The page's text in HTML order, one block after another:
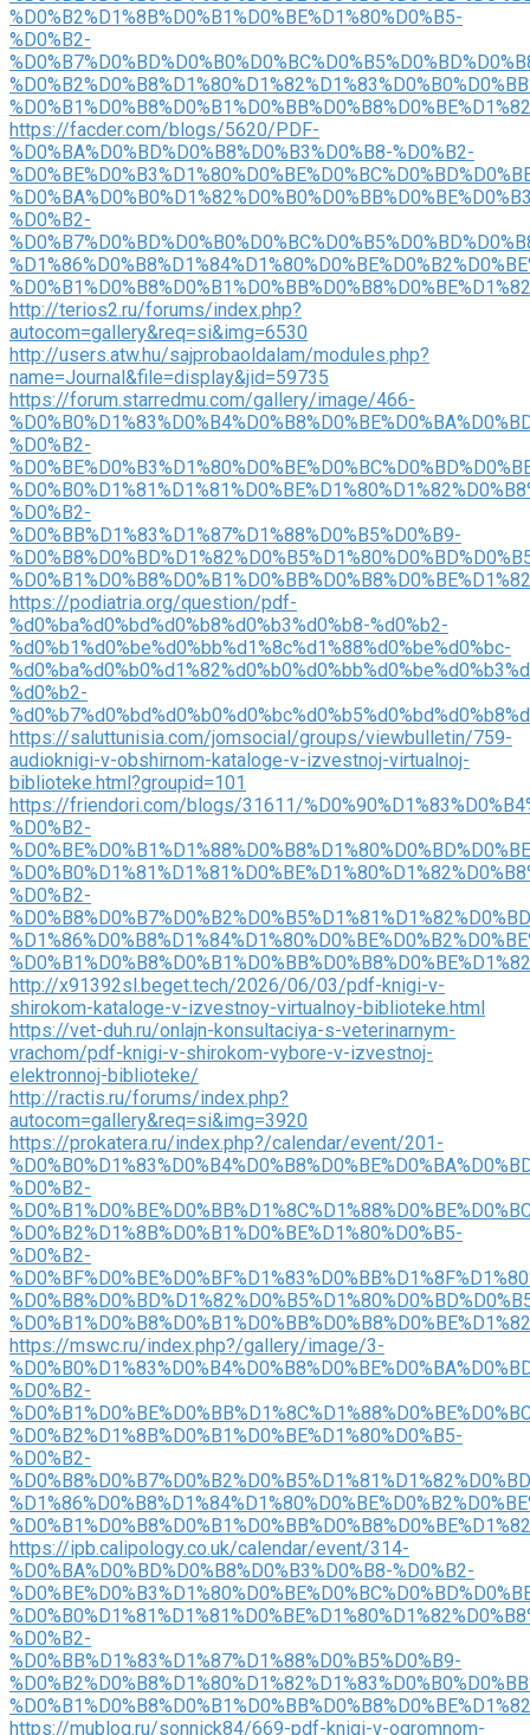
%D0%B2%D1%8B%D0%B1%D0%BE%D1%80%D0%B5-
%D0%B2-
https://facder.com/blogs/5620/PDF-
%D0%BA%D0%BD%D0%B8%D0%B3%D0%B8-%D0%B2-
%D0%B2-
http://terios2.ru/forums/index.php?
autocom=gallery&req=si&img=6530
http://users.atw.hu/sajprobaoldalam/modules.php?
name=Journal&file=display&jid=59735
https://forum.starredmu.com/gallery/image/466-
%D0%B2-
%D0%B2-
%D0%BB%D1%83%D1%87%D1%88%D0%B5%D0%B9-
https://podiatria.org/question/pdf-
%d0%ba%d0%bd%d0%b8%d0%b3%d0%b8-%d0%b2-
%d0%b1%d0%be%d0%bb%d1%8c%d1%88%d0%be%d0%bc-
%d0%b2-
https://saluttunisia.com/jomsocial/groups/viewbulletin/759-
audioknigi-v-obshirnom-kataloge-v-izvestnoj-virtualnoj-
biblioteke.html?groupid=101
https://friendori.com/blogs/31611/
%D0%B2-
%D0%B2-
http://x91392sl.beget.tech/2026/06/03/pdf-knigi-v-
shirokom-kataloge-v-izvestnoy-virtualnoy-biblioteke.html
https://vet-duh.ru/onlajn-konsultaciya-s-veterinarnym-
vrachom/pdf-knigi-v-shirokom-vybore-v-izvestnoj-
elektronnoj-biblioteke/
http://ractis.ru/forums/index.php?
autocom=gallery&req=si&img=3920
https://prokatera.ru/index.php?/calendar/event/201-
%D0%B2-
%D0%B2%D1%8B%D0%B1%D0%BE%D1%80%D0%B5-
%D0%B2-
https://mswc.ru/index.php?/gallery/image/3-
%D0%B2-
%D0%B2%D1%8B%D0%B1%D0%BE%D1%80%D0%B5-
%D0%B2-
https://ipb.calipology.co.uk/calendar/event/314-
%D0%BA%D0%BD%D0%B8%D0%B3%D0%B8-%D0%B2-
%D0%B2-
%D0%BB%D1%83%D1%87%D1%88%D0%B5%D0%B9-
https://mublog.ru/sonnick84/669-pdf-knigi-v-ogromnom-